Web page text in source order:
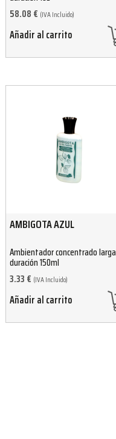
58.08 € (IVA Incluido)
Añadir al carrito
AMBIGOTA AZUL
Ambientador concentrado larga
duración 150ml
3.33 € (IVA Incluido)
Añadir al carrito